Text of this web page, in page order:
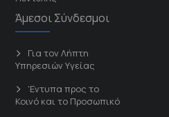
Άμεσοι Σύνδεσμοι
Για τον Λήπτη
Υπηρεσιών Υγείας
'Εντυπα προς το
Κοινό και το Προσωπικό